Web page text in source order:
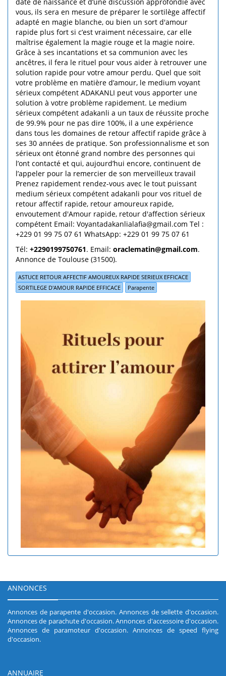
vous, ils sera en mesure de préparer le sortilège affectif
adapté en magie blanche, ou bien un sort d'amour
rapide plus fort si c’est vraiment nécessaire, car elle
maîtrise également la magie rouge et la magie noire.
Grâce à ses incantations et sa communion avec les
ancêtres, il fera le rituel pour vous aider à retrouver une
solution rapide pour votre amour perdu. Quel que soit
votre problème en matière d’amour, le medium voyant
sérieux compétent ADAKANLI peut vous apporter une
solution à votre problème rapidement. Le medium
sérieux compétent adakanli a un taux de réussite proche
de 99.9% pour ne pas dire 100%, il a une expérience
dans tous les domaines de retour affectif rapide grâce à
ses 30 années de pratique. Son professionnalisme et son
sérieux ont étonné grand nombre des personnes qui
l’ont contacté et qui, aujourd’hui encore, continuent de
l’appeler pour la remercier de son merveilleux travail
Prenez rapidement rendez-vous avec le tout puissant
medium sérieux compétent adakanli pour vos rituel de
retour affectif rapide, retour amoureux rapide,
envoutement d'Amour rapide, retour d'affection sérieux
compétent Email: Voyantadakanlialafia@gmail.com Tel :
+229 01 99 75 07 61 WhatsApp: +229 01 99 75 07 61
Tél: +2290199750761. Email: oraclematin@gmail.com.
Annonce de Toulouse (31500).
ASTUCE RETOUR AFFECTIF AMOUREUX RAPIDE SERIEUX EFFICACE
SORTILEGE D'AMOUR RAPIDE EFFICACE
Parapente
ANNONCES
Annonces de parapente d'occasion. Annonces de sellette d'occasion.
Annonces de parachute d'occasion.Annonces d'accessoire d'occasion.
Annonces de paramoteur d'occasion. Annonces de speed flying
d'occasion.
ANNUAIRE